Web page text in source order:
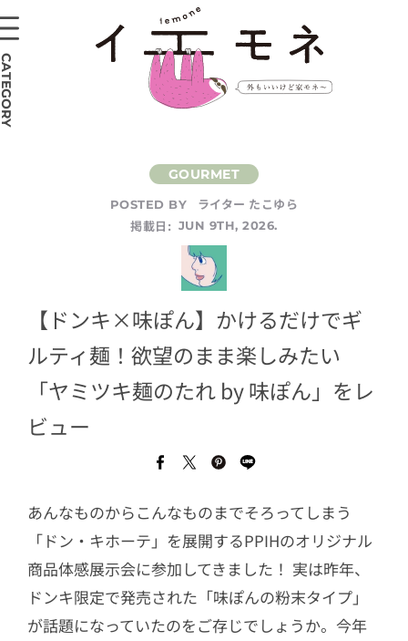
POSTED BY
ライター たこゆら
掲載日: JUN 9TH, 2026.
【ドンキ×味ぽん】かけるだけでギ
ルティ麺！欲望のまま楽しみたい
「ヤミツキ麺のたれ by 味ぽん」をレ
ビュー
あんなものからこんなものまでそろってしまう
「ドン・キホーテ」を展開するPPIHのオリジナル
商品体感展示会に参加してきました！ 実は昨年、
ドンキ限定で発売された「味ぽんの粉末タイプ」
が話題になっていたのをご存じでしょうか。今年